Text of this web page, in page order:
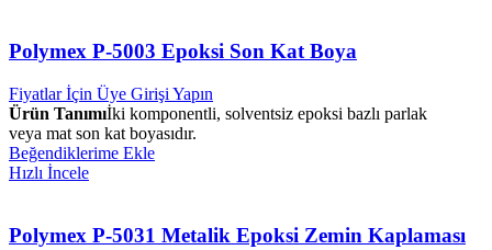
Polymex P-5003 Epoksi Son Kat Boya
Fiyatlar İçin Üye Girişi Yapın
Ürün Tanımıİki komponentli, solventsiz epoksi bazlı parlak
veya mat son kat boyasıdır.
Beğendiklerime Ekle
Hızlı İncele
Polymex P-5031 Metalik Epoksi Zemin Kaplaması